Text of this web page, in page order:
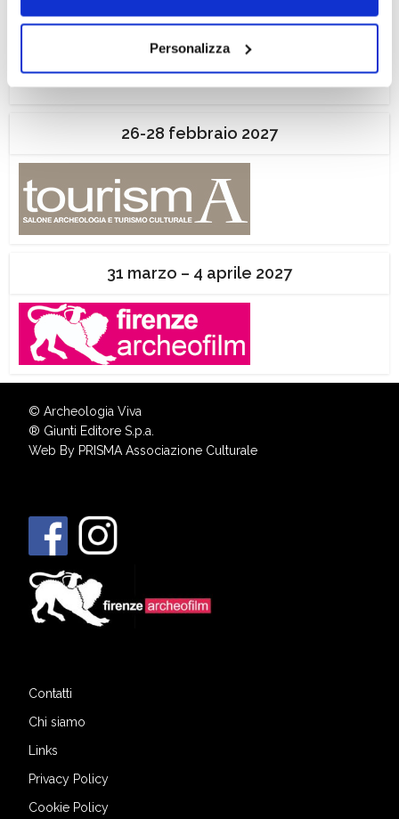
dei soli cookie tecnici. Selezionando “Accetta tutti” presti
il tuo consenso alla profilazione che potrai revocare in
ogni momentoRevoca
Personalizza
26-28 febbraio 2027
31 marzo – 4 aprile 2027
© Archeologia Viva
® Giunti Editore S.p.a.
Web By PRISMA Associazione Culturale
Contatti
Chi siamo
Links
Privacy Policy
Cookie Policy